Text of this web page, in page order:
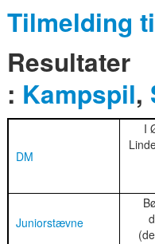
Tilmelding
Resultater
: Kampspil,
DM
I
Juniorstævne